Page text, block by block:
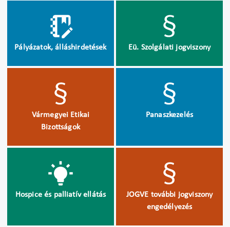
Pályázatok, álláshirdetések Eü. Szolgálati jogviszony
Vármegyei Etikai
Bizottságok
Panaszkezelés
Hospice és palliatív ellátás
JOGVE további jogviszony
engedélyezés